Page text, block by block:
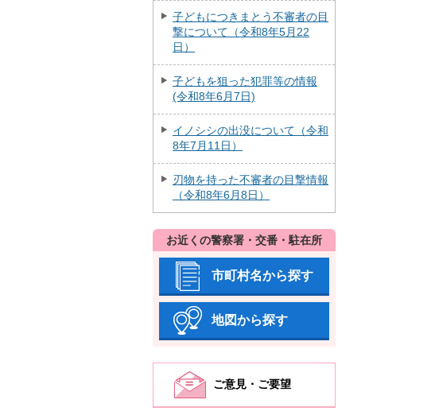
子どもにつきまとう不審者の目
撃について（令和8年5月22
日）
子どもを狙った犯罪等の情報
(令和8年6月7日)
イノシシの出没について（令和
8年7月11日）
刃物を持った不審者の目撃情報
（令和8年6月8日）
お近くの警察署・交番・駐在所
市町村名から探す
地図から探す
ご意見・ご要望